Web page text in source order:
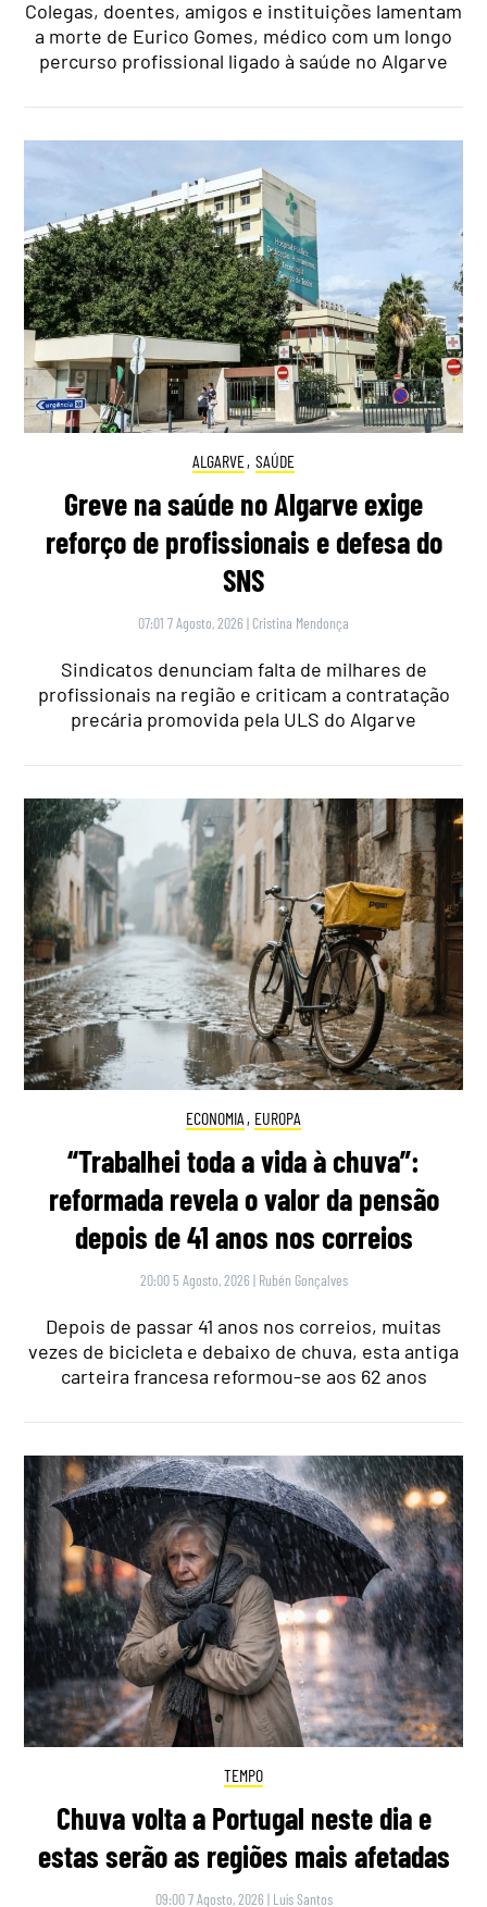
Colegas, doentes, amigos e instituições lamentam
a morte de Eurico Gomes, médico com um longo
percurso profissional ligado à saúde no Algarve
ALGARVE, SAÚDE
Greve na saúde no Algarve exige
reforço de profissionais e defesa do
SNS
07:01 7 Agosto, 2026 | Cristina Mendonça
Sindicatos denunciam falta de milhares de
profissionais na região e criticam a contratação
precária promovida pela ULS do Algarve
ECONOMIA , EUROPA
“Trabalhei toda a vida à chuva”:
reformada revela o valor da pensão
depois de 41 anos nos correios
20:00 5 Agosto, 2026 | Rubén Gonçalves
Depois de passar 41 anos nos correios, muitas
vezes de bicicleta e debaixo de chuva, esta antiga
carteira francesa reformou-se aos 62 anos
TEMPO
Chuva volta a Portugal neste dia e
estas serão as regiões mais afetadas
09:00 7 Agosto, 2026 | Luís Santos